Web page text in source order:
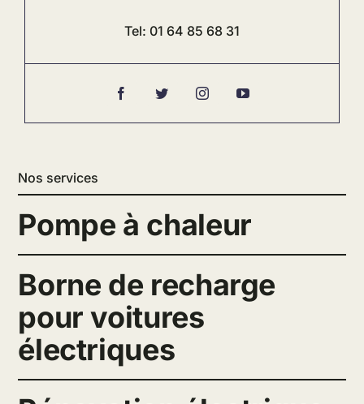
Tel: 01 64 85 68 31
Nos services
Pompe à chaleur
Borne de recharge
pour voitures
électriques